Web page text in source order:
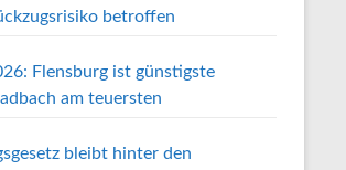
betroffen
Flensburg ist günstigste
am teuersten
bleibt hinter den